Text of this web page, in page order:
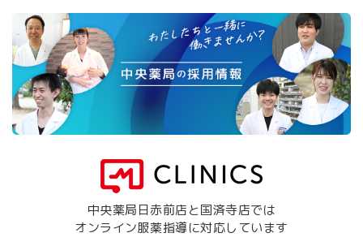
中央薬局日赤前店と国済寺店では
オンライン服薬指導に対応しています